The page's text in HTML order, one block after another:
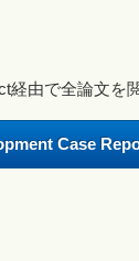
経由で全論文を
Case